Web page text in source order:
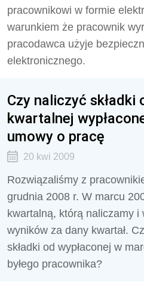
pracownikowi w formie
warunkiem że pracownik
pracodawca użyje
elektronicznego.
Czy naliczyć składki
kwartalnej
umowy o pracę
20 kwi 2009
Rozwiązaliśmy z
grudnia 2008 r. W marcu
kwartalną, którą naliczamy i
wyników za dany kwartał.
składki od wypłaconej w
byłego pracownika?